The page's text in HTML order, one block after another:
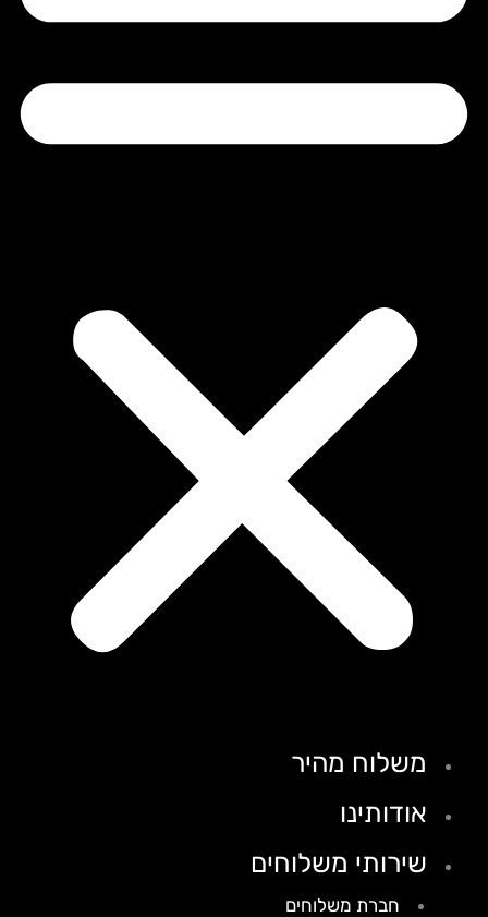
משלוח מהיר
אודותינו
שירותי משלוחים
חברת משלוחים